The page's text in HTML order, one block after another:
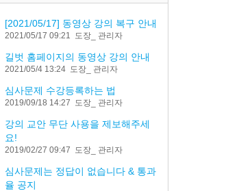
2021/05/17 09:21 도장_ 관리자
[2021/05/17] 동영상 강의 복구 안내
2021/05/4 13:24 도장_ 관리자
길벗 홈페이지의 동영상 강의 안내
2019/09/18 14:27 도장_ 관리자
심사문제 수강등록하는 법
2019/02/27 09:47 도장_ 관리자
강의 교안 무단 사용을 제보해주세
요!
심사문제는 정답이 없습니다 & 통과
율 공지